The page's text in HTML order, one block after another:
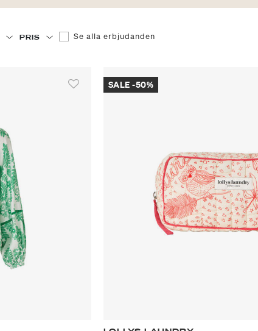
Se alla erbjudanden
Filtrera efter null: Se alla erbjudanden
PRIS
SALE -50%